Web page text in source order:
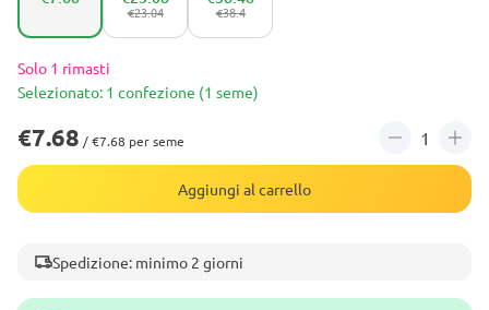
€23.04 €38.4
Solo 1 rimasti
Selezionato: 1 confezione (1 seme)
€7.68 / €7.68 per seme
Aggiungi al carrello
Spedizione: minimo 2 giorni